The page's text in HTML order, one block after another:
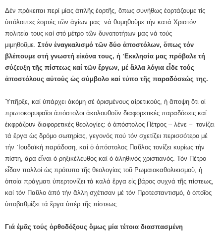
Δέν πρόκειται περί μίας ἁπλῆς ἑορτῆς, ὅπως συνήθως ἑορτάζουμε τίς
ὑπόλοιπες ἑορτές τῶν ἁγίων μας: νά θυμηθοῦμε τήν κατά Χριστόν
πολιτεία τους καί στό μέτρο τῶν δυνατοτήτων μας νά τούς
μιμηθοῦμε. Στόν ἐναγκαλισμό τῶν δύο ἀποστόλων, ὅπως τόν
βλέπουμε στή γνωστή εἰκόνα τους, ἡ ᾽Εκκλησία μας πρόβαλε τή
σύζευξη τῆς πίστεως καί τῶν ἔργων, μέ ἄλλα λόγια εἶδε τούς
ἀποστόλους αὐτούς ὡς σύμβολο καί τύπο τῆς παραδόσεώς της.
Ὑπῆρξε, καί ὑπάρχει ἀκόμη σέ ὁρισμένους αἱρετικούς, ἡ ἄποψη ὅτι οἱ
πρωτοκορυφαῖοι ἀπόστολοι ἀκολουθοῦν διαφορετικές παραδόσεις καί
ἐκφράζουν διαφορετικές θεολογίες: ὁ ἀπόστολος Πέτρος – λένε – τονίζει
τά ἔργα ὡς δρόμο σωτηρίας, γεγονός πού τόν σχετίζει περισσότερο μέ
τήν ᾽Ιουδαϊκή παράδοση, καί ὁ ἀπόστολος Παῦλος τονίζει κυρίως τήν
πίστη, ἄρα εἶναι ὁ ρηξικέλευθος καί ὁ ἀληθινός χριστιανός. Τόν Πέτρο
εἶδαν πολλοί ὡς πρότυπο τῆς θεολογίας τοῦ Ρωμαιοκαθολικισμοῦ, ἡ
ὁποία πράγματι ὑπερτονίζει τά καλά ἔργα εἰς βάρος συχνά τῆς πίστεως,
καί τόν Παῦλο ἀπό τήν ἄλλη σχέτισαν μέ τόν Προτεσταντισμό, ὁ ὁποῖος
ὑποβαθμίζει τά ἔργα ὑπέρ τῆς πίστεως.
Γιά ἐμᾶς τούς ὀρθοδόξους ὅμως μία τέτοια διασπασμένη